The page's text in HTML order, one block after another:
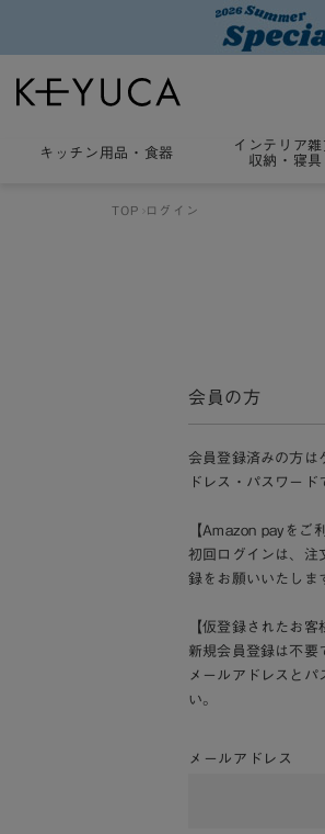
キッチン用品 ・ 食器
インテリア雑
収納・寝具
TOP ログイン
会員の方
会員登録済みの方は
ドレス・パスワード
【Amazon payをご
初回ログインは、注
録をお願いいたしま
【仮登録されたお客
新規会員登録は不要
メールアドレスとパ
い。
メールアドレス